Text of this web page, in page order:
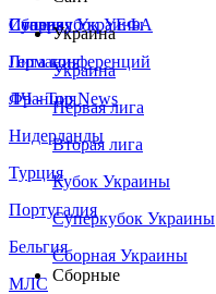
Сборная Украины
Италия
Германия
Франция
Нидерланды
Турция
Португалия
Бельгия
МЛС
Суперкубок УЕФА
Лига конференций
ЛЧ - Top News
Украина
Украина
Первая лига
Вторая лига
Кубок Украины
Суперкубок Украины
Сборная Украины
Сборные